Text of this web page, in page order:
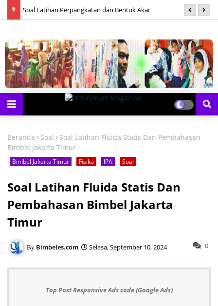
Soal Latihan Perpangkatan dan Bentuk Akar
Beranda Soal
Soal Latihan Fluida Statis Dan Pembahasan
Bimbel Jakarta Timur
Bimbel Jakarta Timur Fisika IPA Soal
Soal Latihan Fluida Statis Dan
Pembahasan Bimbel Jakarta
Timur
Bimbeles.com Selasa, September 10, 2024 0
Top Post Responsive Ads code (Google Ads)